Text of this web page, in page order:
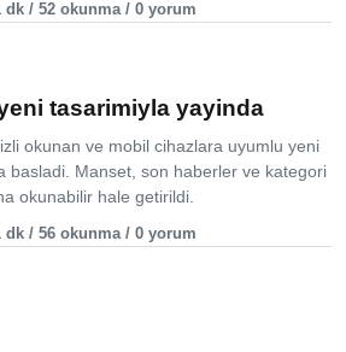
/ 52 okunma / 0 yorum
tasarimiyla yayinda
okunan ve mobil cihazlara uyumlu yeni
basladi. Manset, son haberler ve kategori
okunabilir hale getirildi.
/ 56 okunma / 0 yorum